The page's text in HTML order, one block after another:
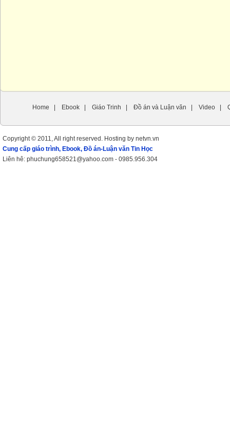
Home | Ebook| Giáo Trinh | Đồ án và Luận văn | Video|
Copyright © 2011, All right reserved. Hosting by netvn.vn
Cung cấp giáo trình, Ebook, Đồ án-Luận văn Tin Học
Liên hê: phuchung658521@yahoo.com - 0985.956.304